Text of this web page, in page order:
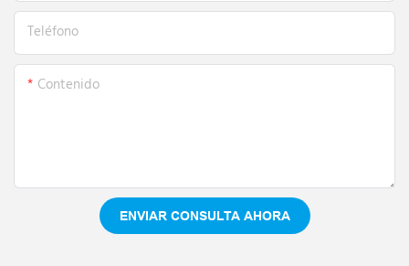
Teléfono
Contenido
ENVIAR CONSULTA AHORA